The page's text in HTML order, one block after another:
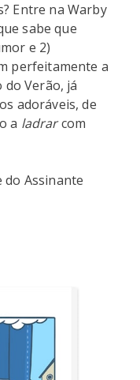
Entre na Warby
sabe que
e 2)
perfeitamente a
do Verão, já
adoráveis, de
a ladrarcom
do Assinante